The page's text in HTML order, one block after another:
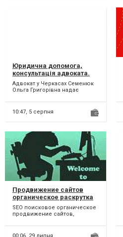
Юридична допомога,
консультація адвоката.
Адвокат у Черкасах Семенюк
Ольга Григорівна надає
консультацію та супровід з...
10:47, 5 серпня
Продвижение сайтов
органическое раскрутка
сайта
SEO поисковое органическое
продвижение сайтов,
комплекс действий интернет-
марк...